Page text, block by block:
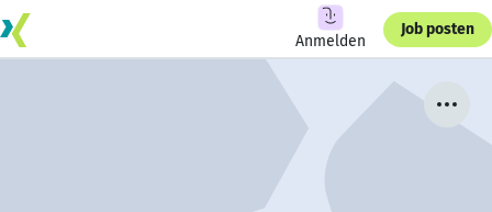
Anmelden
Job posten